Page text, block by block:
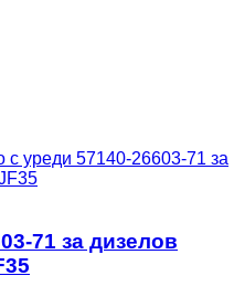
с уреди 57140-26603-71 за
71 за дизелов